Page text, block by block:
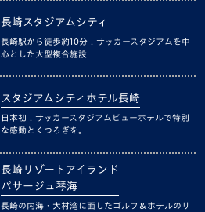
長崎スタジアムシティ
長崎駅から徒歩約10分！サッカースタジアムを中
心とした大型複合施設
スタジアムシティホテル長崎
日本初！サッカースタジアムビューホテルで特別
な感動とくつろぎを。
長崎リゾートアイランド
パサージュ琴海
長崎の内海・大村湾に面したゴルフ＆ホテルのリ